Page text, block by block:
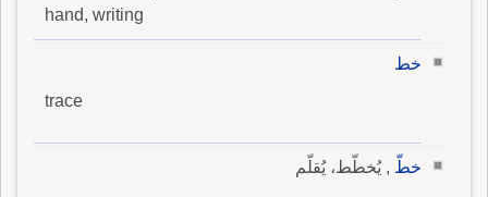
hand, writing
خط
trace
خطّ , يُخطّط، يُقلّم